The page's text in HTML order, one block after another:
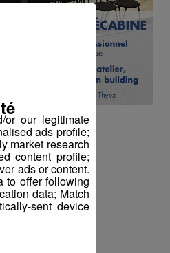
our legitimate
ads profile;
market research
content profile;
ads or content.
to offer following
data; Match
sent device